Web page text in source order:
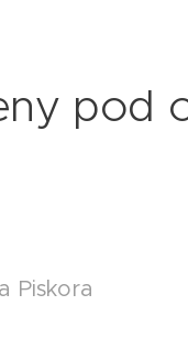
pod
Piskora